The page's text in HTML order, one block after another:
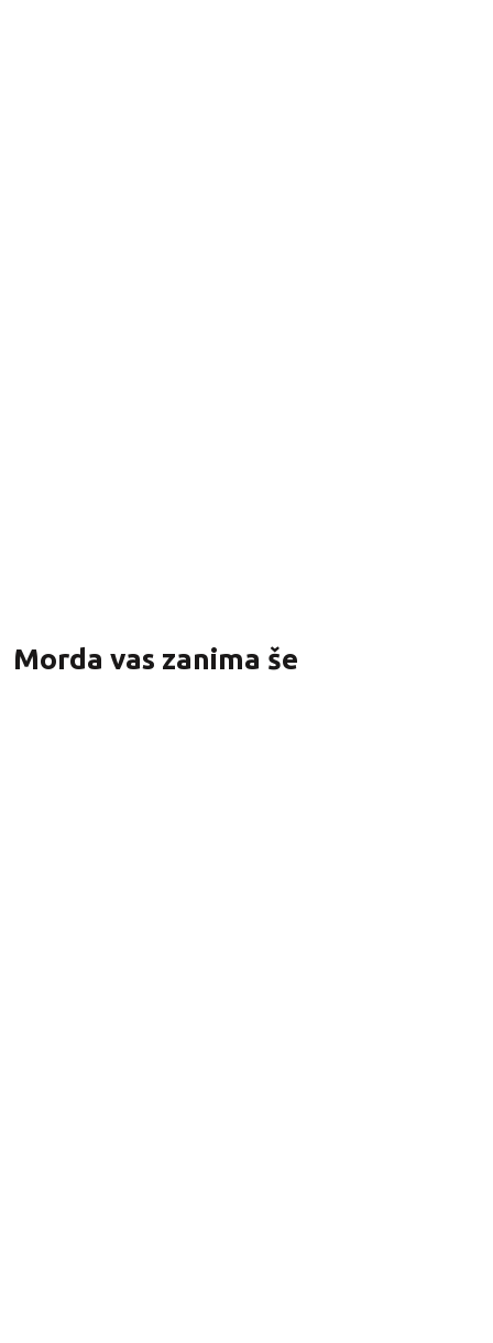
Morda vas zanima še